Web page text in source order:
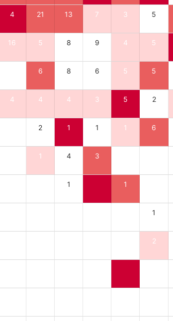
4 21 13 7 3 5
16 5 8 9 4 5
6 8 6 5 5
4 4 4 3 5 2
2 1 1 1 6
1 4 3
1 1
1
2